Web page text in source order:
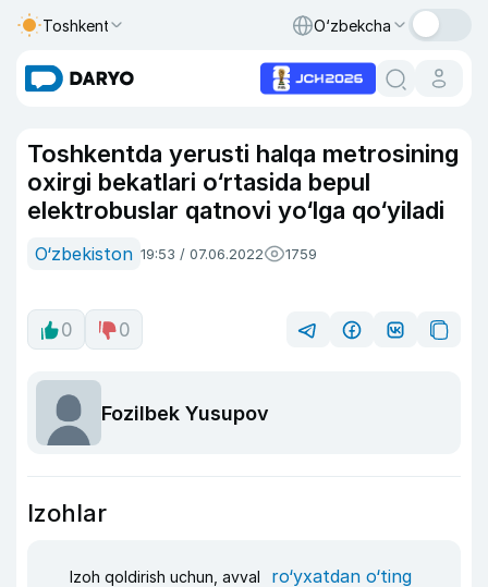
Toshkent O‘zbekcha
Toshkentda yerusti halqa metrosining
oxirgi bekatlari o‘rtasida bepul
elektrobuslar qatnovi yo‘lga qo‘yiladi
O‘zbekiston 19:53 / 07.06.2022 1759
0 0
Fozilbek Yusupov
Izohlar
Izoh qoldirish uchun, avval ro‘yxatdan o‘ting